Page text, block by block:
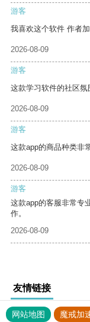
游客
我喜欢这个软件 作者
2026-08-09
游客
这款学习软件的社区氛
2026-08-09
游客
这款app的商品种类非
2026-08-09
游客
这款app的客服非常专
作。
2026-08-09
友情链接
网站地图 魔戒加